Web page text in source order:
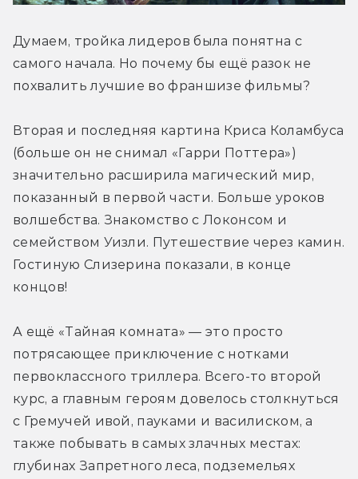
Думаем, тройка лидеров была понятна с
самого начала. Но почему бы ещё разок не
похвалить лучшие во франшизе фильмы?
Вторая и последняя картина Криса Коламбуса
(больше он не снимал «Гарри Поттера»)
значительно расширила магический мир,
показанный в первой части. Больше уроков
волшебства. Знакомство с Локонсом и
семейством Уизли. Путешествие через камин.
Гостиную Слизерина показали, в конце
концов!
А ещё «Тайная комната» — это просто
потрясающее приключение с нотками
первоклассного триллера. Всего-то второй
курс, а главным героям довелось столкнуться
с Гремучей ивой, пауками и василиском, а
также побывать в самых злачных местах:
глубинах Запретного леса, подземельях